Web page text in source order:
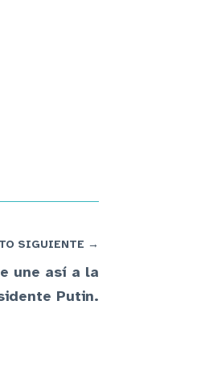
SIGUIENTE →
une así a la
Putin.